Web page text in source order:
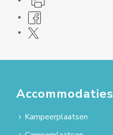
Accommodaties
Kampeerplaatsen